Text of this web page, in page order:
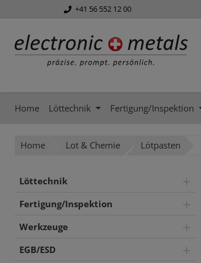
Zur Hauptnavigation springen
+41 56 552 12 00
Home Löttechnik Fertigung/Inspektion
Home Lot & Chemie Lötpasten
Löttechnik
Fertigung/Inspektion
Werkzeuge
EGB/ESD